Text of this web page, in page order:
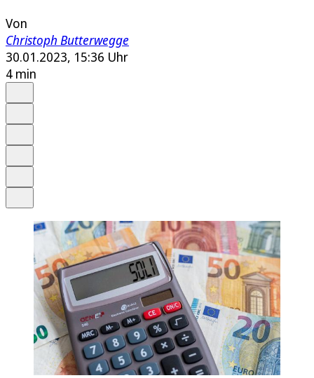
Von
Christoph Butterwegge
30.01.2023, 15:36 Uhr
4 min